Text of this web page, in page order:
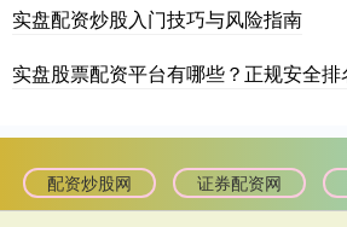
实盘配资炒股入门技巧与风险指南
实盘股票配资平台有哪些？正规安全排
配资炒股网 证券配资网